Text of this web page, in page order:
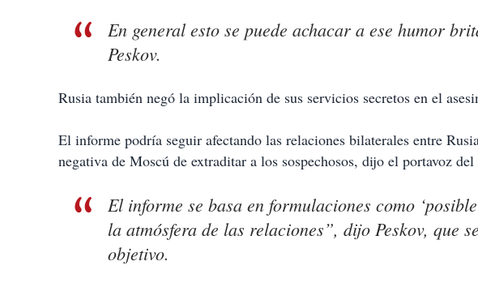
En general esto se puede achacar a ese humor
Peskov.
Rusia también negó la implicación de sus servicios secretos en el
El informe podría seguir afectando las relaciones bilaterales entre
negativa de Moscú de extraditar a los sospechosos, dijo el portavoz
El informe se basa en formulaciones como
la atmósfera de las relaciones”, dijo Peskov, que
objetivo.